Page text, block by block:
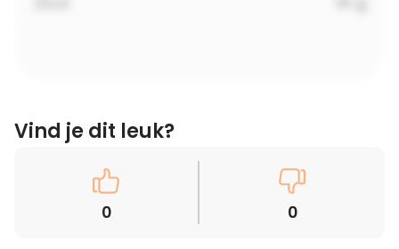
Vind je dit leuk?
0 0